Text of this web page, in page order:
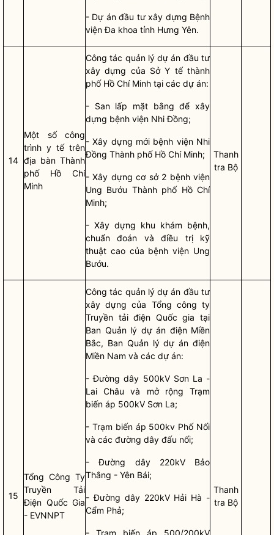
- Dự án đầu tư xây dựng Bệnh
viện Đa khoa tỉnh Hưng Yên.
14
Một số công
trình y tế trên
địa bàn Thành
phố Hồ Chí
Minh
Công tác quản lýdự án đầu tư
xây dựng của Sở Y tế thành
phố Hồ Chí Minh tại các dự án:
- San lấp mặt bằng để xây
dựng bệnh viện Nhi Đồng;
- Xây dựng mới bệnh viện Nhi
Đồng Thành phố Hồ Chí Minh;
- Xây dựng cơ sở 2 bệnh viện
Ung Bướu Thành phố Hồ Chí
Minh;
- Xây dựng khu khám bệnh,
chuẩn đoán và điều trị kỹ
thuật cao của bệnh viện Ung
Bướu.
Thanh
tra Bộ
15
Tổng Công Ty
Truyền Tải
Điện Quốc Gia
- EVNNPT
Công tác quản lýdự án đầu tư
xây dựng của Tổng công ty
Truyền tải điện Quốc gia tại
Ban Quản lý dự án điện Miền
Bắc, Ban Quản lý dự án điện
Miền Nam và các dự án:
- Đường dây 500kV Sơn La -
Lai Châu và mở rộng Trạm
biến áp 500kV Sơn La;
- Trạm biến áp 500kv Phố Nối
và các đường dây đấu nối;
- Đường dây 220kV Bảo
Thắng - Yên Bái;
- Đường dây 220kV Hải Hà -
Cẩm Phả;
- Trạm biến áp 500/200kV
Thanh
tra Bộ